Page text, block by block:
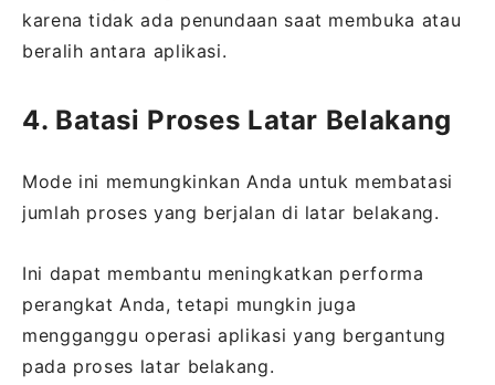
karena tidak ada penundaan saat membuka atau
beralih antara aplikasi.
4. Batasi Proses Latar Belakang
Mode ini memungkinkan Anda untuk membatasi
jumlah proses yang berjalan di latar belakang.
Ini dapat membantu meningkatkan performa
perangkat Anda, tetapi mungkin juga
mengganggu operasi aplikasi yang bergantung
pada proses latar belakang.